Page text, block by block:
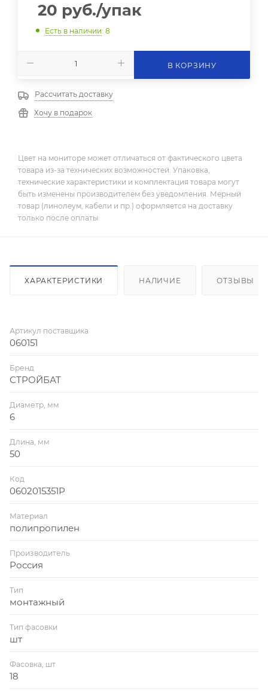
20 руб./упак
Есть в наличии: 8
В КОРЗИНУ
Рассчитать доставку
Хочу в подарок
Цвет на мониторе может отличаться от фактического цвета
товара из-за технических возможностей. Упаковка,
технические характеристики и комплектация товара могут
быть изменены производителем без уведомления. Мерный
товар (линолеум, кабели и пр.) оформляется на доставку
только после оплаты.
ХАРАКТЕРИСТИКИ НАЛИЧИЕ ОТЗЫВЫ
Артикул поставщика
060151
Бренд
СТРОЙБАТ
Диаметр, мм
6
Длина, мм
50
Код
0602015351Р
Материал
полипропилен
Производитель
Россия
Тип
монтажный
Тип фасовки
шт
Фасовка, шт
18